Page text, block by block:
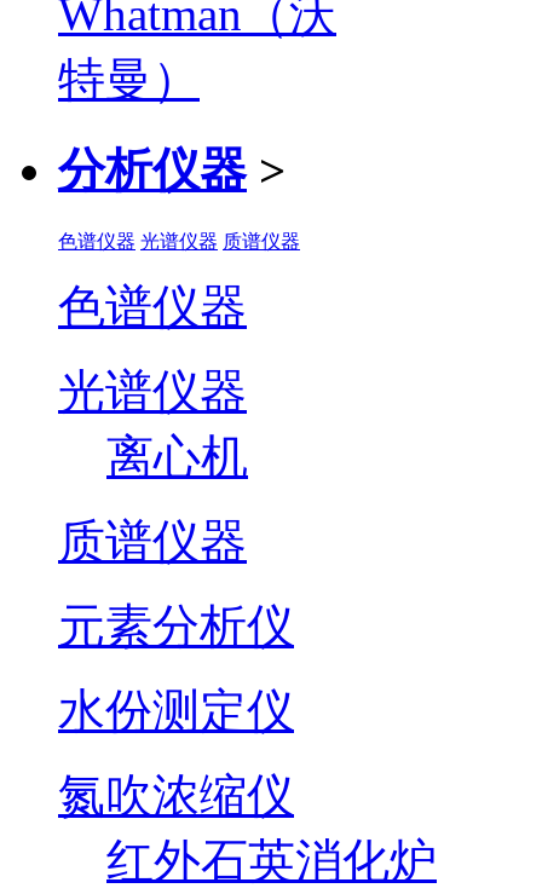
分析仪器 >
色谱仪器 光谱仪器 质谱仪器
色谱仪器
光谱仪器
离心机
质谱仪器
元素分析仪
水份测定仪
氮吹浓缩仪
红外石英消化炉